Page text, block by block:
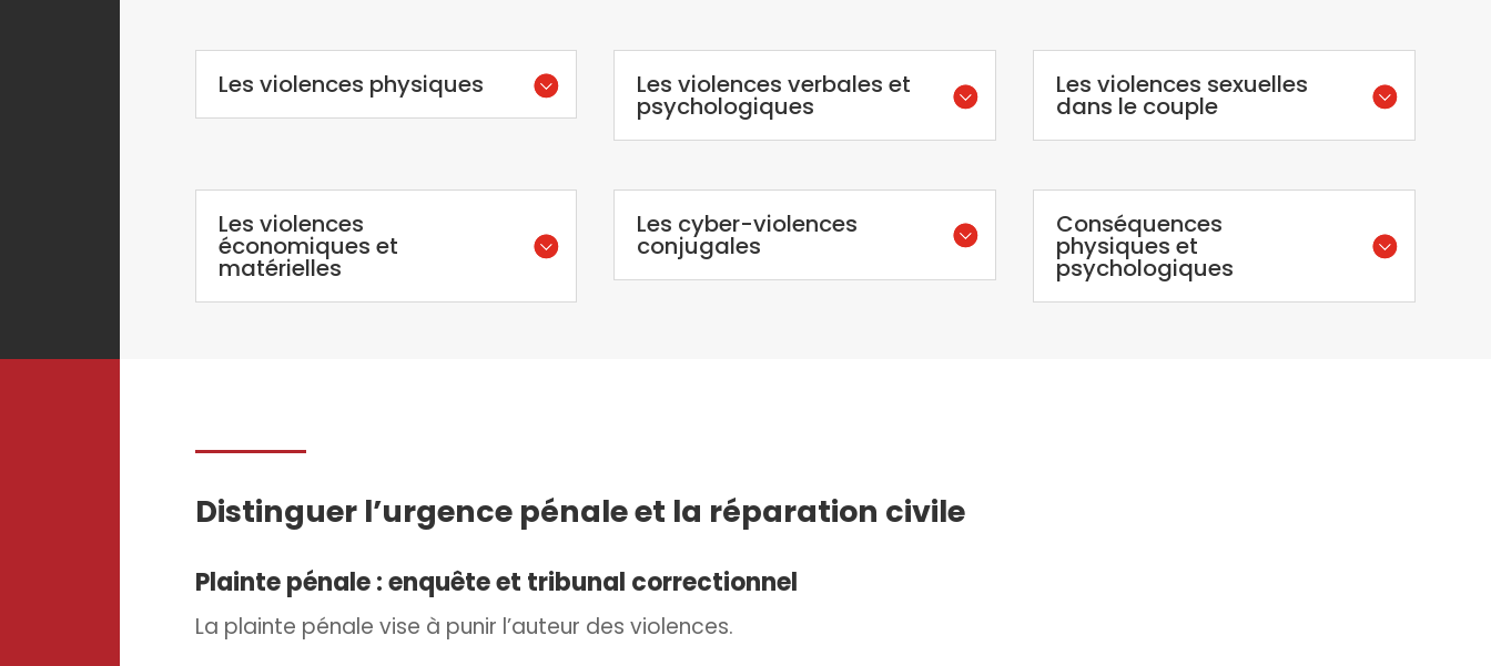
Les violences physiques Les violences verbales et
psychologiques
Les violences sexuelles
dans le couple
Les violences
économiques et
matérielles
Les cyber-violences
conjugales
Conséquences
physiques et
psychologiques
Distinguer l’urgence pénale et la réparation civile
Plainte pénale : enquête et tribunal correctionnel
La plainte pénale vise à punir l’auteur des violences.